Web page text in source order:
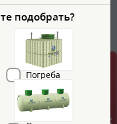
При
более 250 мм от
перекрытия до
подобрать?
Погреба